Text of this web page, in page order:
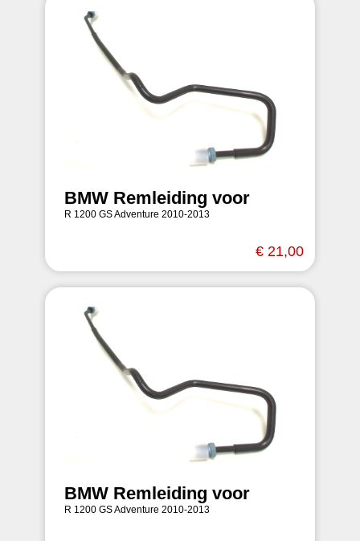
BMW Remleiding voor
R 1200 GS Adventure 2010-2013
€ 21,00
BMW Remleiding voor
R 1200 GS Adventure 2010-2013